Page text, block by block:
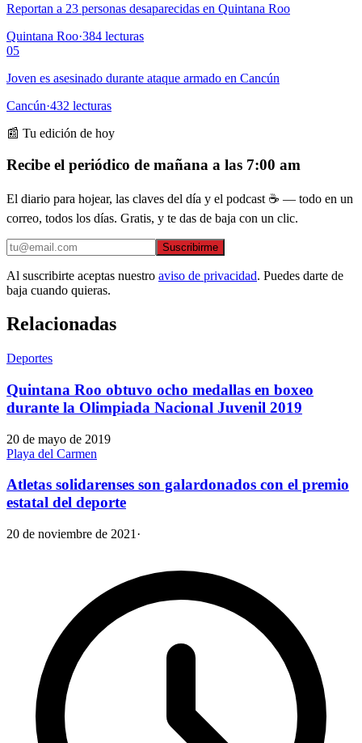
Reportan a 23 personas desaparecidas en Quintana Roo
Quintana Roo·384 lecturas
05
Joven es asesinado durante ataque armado en Cancún
Cancún·432 lecturas
📰 Tu edición de hoy
Recibe el periódico de mañana a las 7:00 am
El diario para hojear, las claves del día y el podcast ☕ — todo en un
correo, todos los días. Gratis, y te das de baja con un clic.
Suscribirme
Al suscribirte aceptas nuestro aviso de privacidad. Puedes darte de
baja cuando quieras.
Relacionadas
Deportes
Quintana Roo obtuvo ocho medallas en boxeo
durante la Olimpiada Nacional Juvenil 2019
20 de mayo de 2019
Playa del Carmen
Atletas solidarenses son galardonados con el premio
estatal del deporte
20 de noviembre de 2021 ·